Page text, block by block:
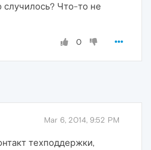
случилось? Что-то не
0
Mar 6, 2014, 9:52 PM
техподдержки,